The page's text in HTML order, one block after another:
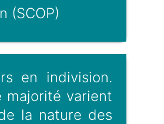
(SCOP)
en indivision.
majorité varient
la nature des